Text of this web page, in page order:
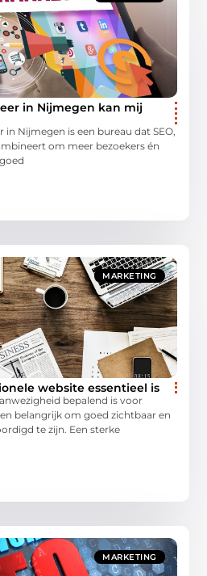
in Nijmegen kan mij
Nijmegen is een bureau dat SEO,
om meer bezoekers én
MARKETING
website essentieel is
bepalend is voor
belangrijk om goed zichtbaar en
te zijn. Een sterke
MARKETING